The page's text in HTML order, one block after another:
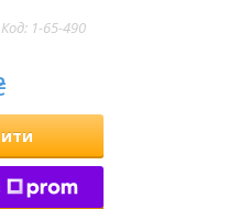
Код: 1-65-490